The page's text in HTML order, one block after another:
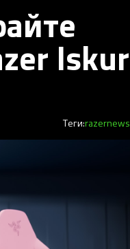
Iskur
Теги:razernews